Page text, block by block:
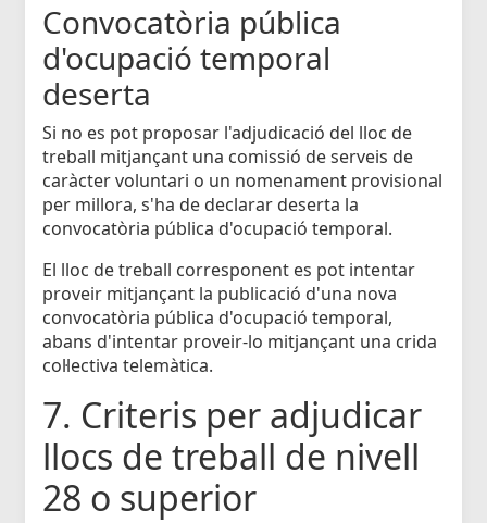
Convocatòria pública
d'ocupació temporal
deserta
Si no es pot proposar l'adjudicació del lloc de
treball mitjançant una comissió de serveis de
caràcter voluntari o un nomenament provisional
per millora, s'ha de declarar deserta la
convocatòria pública d'ocupació temporal.
El lloc de treball corresponent es pot intentar
proveir mitjançant la publicació d'una nova
convocatòria pública d'ocupació temporal,
abans d'intentar proveir-lo mitjançant una crida
col·lectiva telemàtica.
7. Criteris per adjudicar
llocs de treball de nivell
28 o superior